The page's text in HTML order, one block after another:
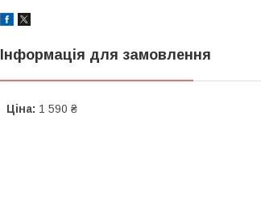
Інформація для замовлення
Ціна: 1 590 ₴